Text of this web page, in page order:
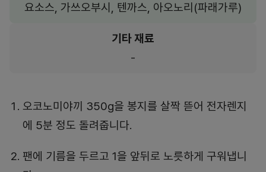
요소스, 가쓰오부시, 텐까스, 아오노리(파래가루)
기타 재료
-
오코노미야끼 350g을 봉지를 살짝 뜯어 전자렌지
에 5분 정도 돌려줍니다.
팬에 기름을 두르고 1을 앞뒤로 노릇하게 구워냅니